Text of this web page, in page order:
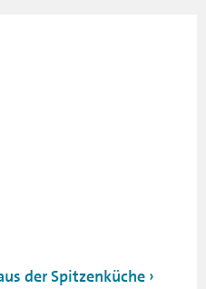
der Spitzenküche